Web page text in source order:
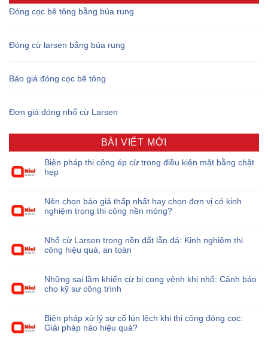
Đóng cọc bê tông bằng búa rung
Đóng cừ larsen bằng búa rung
Báo giá đóng cọc bê tông
Đơn giá đóng nhổ cừ Larsen
BÀI VIẾT MỚI
Biện pháp thi công ép cừ trong điều kiện mặt bằng chật
hẹp
Nên chọn báo giá thấp nhất hay chọn đơn vị có kinh
nghiệm trong thi công nền móng?
Nhổ cừ Larsen trong nền đất lẫn đá: Kinh nghiệm thi
công hiệu quả, an toàn
Những sai lầm khiến cừ bị cong vênh khi nhổ: Cảnh báo
cho kỹ sư công trình
Biện pháp xử lý sự cố lún lệch khi thi công đóng cọc:
Giải pháp nào hiệu quả?